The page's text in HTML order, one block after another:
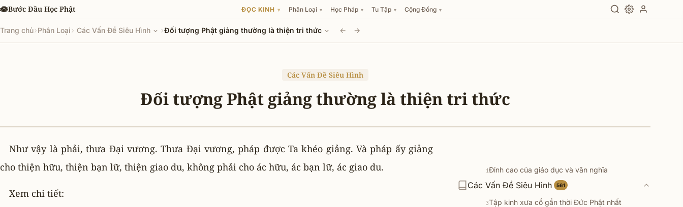
Chuyển đến nội dung chính
🪷Bước Đầu Học Phật ĐỌC KINH ▾ Phân Loại ▾ Học Pháp ▾ Tu Tập ▾ Cộng Đồng ▾
Trang chủ›Phân Loại› Các Vấn Đề Siêu Hình ›Đối tượng Phật giảng thường là thiện tri thức ← →
Các Vấn Đề Siêu Hình
Đối tượng Phật giảng thường là thiện tri thức
Như vậy là phải, thưa Ðại vương. Thưa Ðại vương, pháp được Ta khéo giảng. Và pháp ấy giảng
cho thiện hữu, thiện bạn lữ, thiện giao du, không phải cho ác hữu, ác bạn lữ, ác giao du.
Xem chi tiết:
Các Vấn Đề Siêu Hình 561
1Đỉnh cao của giáo dục và văn nghĩa
27 pháp đoạn trừ lậu hoặc
3Tập kinh xưa cổ gần thời Đức Phật nhất